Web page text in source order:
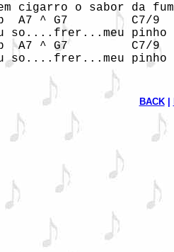
cigarro o sabor da
A7 ^ G7         C7/9
so....frer...meu pinho
A7 ^ G7         C7/9
so....frer...meu
BACK |